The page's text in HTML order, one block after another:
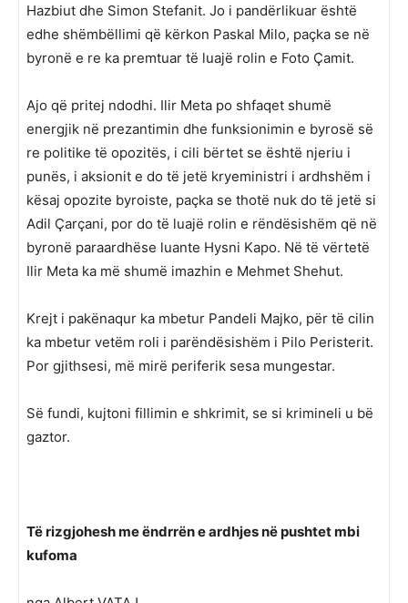
Hazbiut dhe Simon Stefanit. Jo i pandërlikuar është
edhe shëmbëllimi që kërkon Paskal Milo, paçka se në
byronë e re ka premtuar të luajë rolin e Foto Çamit.
Ajo që pritej ndodhi. Ilir Meta po shfaqet shumë
energjik në prezantimin dhe funksionimin e byrosë së
re politike të opozitës, i cili bërtet se është njeriu i
punës, i aksionit e do të jetë kryeministri i ardhshëm i
kësaj opozite byroiste, paçka se thotë nuk do të jetë si
Adil Çarçani, por do të luajë rolin e rëndësishëm që në
byronë paraardhëse luante Hysni Kapo. Në të vërtetë
Ilir Meta ka më shumë imazhin e Mehmet Shehut.
Krejt i pakënaqur ka mbetur Pandeli Majko, për të cilin
ka mbetur vetëm roli i parëndësishëm i Pilo Peristerit.
Por gjithsesi, më mirë periferik sesa mungestar.
Së fundi, kujtoni fillimin e shkrimit, se si krimineli u bë
gaztor.
Të rizgjohesh me ëndrrën e ardhjes në pushtet mbi
kufoma